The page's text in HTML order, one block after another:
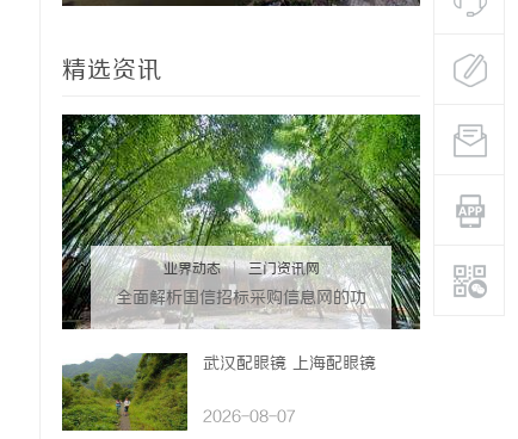
精选资讯
业界动态 | 三门资讯网
全面解析国信招标采购信息网的功
能与优势
武汉配眼镜 上海配眼镜
2026-08-07